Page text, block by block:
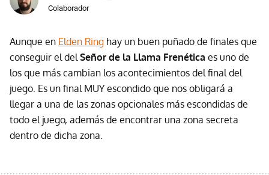
Colaborador
Aunque en Elden Ring hay un buen puñado de finales que
conseguir el del Señor de la Llama Frenética es uno de
los que más cambian los acontecimientos del final del
juego. Es un final MUY escondido que nos obligará a
llegar a una de las zonas opcionales más escondidas de
todo el juego, además de encontrar una zona secreta
dentro de dicha zona.